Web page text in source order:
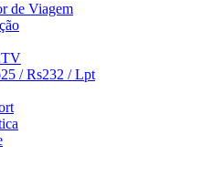
de Viagem
/ Rs232 / Lpt